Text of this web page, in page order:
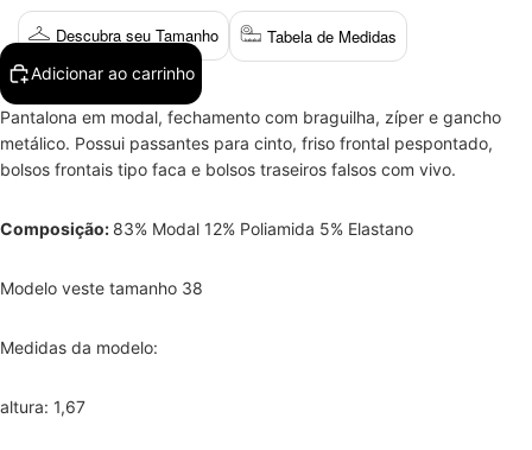
Descubra seu Tamanho Tabela de Medidas
Adicionar ao carrinho
Pantalona em modal, fechamento com braguilha, zíper e gancho
metálico. Possui passantes para cinto, friso frontal pespontado,
bolsos frontais tipo faca e bolsos traseiros falsos com vivo.
Composição: 83% Modal 12% Poliamida 5% Elastano
Modelo veste tamanho 38
Medidas da modelo:
altura: 1,67